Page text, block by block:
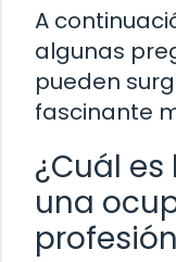
A
algunas
pueden
fascinante
¿Cuál
una